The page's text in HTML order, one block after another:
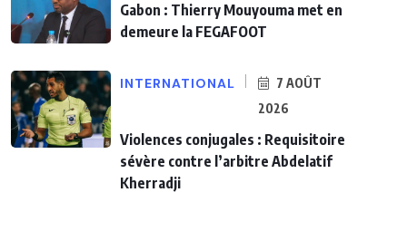
Gabon : Thierry Mouyouma met en
demeure la FEGAFOOT
INTERNATIONAL
7 AOÛT
2026
Violences conjugales : Requisitoire
sévère contre l’arbitre Abdelatif
Kherradji